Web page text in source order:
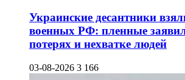
Украинские десантники
военных РФ: пленные
потерях и нехватке людей
03-08-2026 3 166